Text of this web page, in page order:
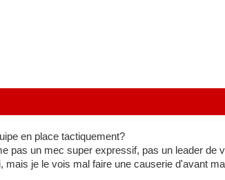
en place tactiquement?
pas un mec super expressif, pas un leader de
mais je le vois mal faire une causerie d'avant